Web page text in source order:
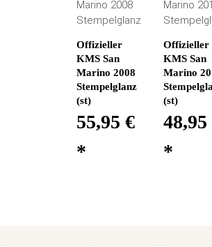
Offizieller
KMS San
Marino 2008
Stempelglanz
(st)
55,95 €
*
Offizieller
KMS San
Marino
(st)
48,95
*